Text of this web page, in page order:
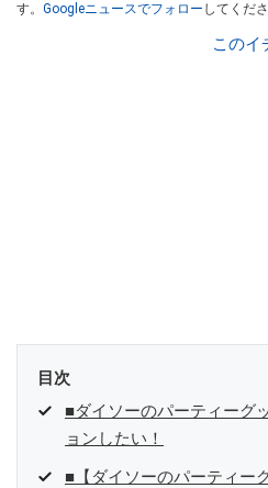
す。 Googleニュースでフォロー してくだ
このイ
目次
■ダイソーのパーティーグ
ョンしたい！
■【ダイソーのパーティー